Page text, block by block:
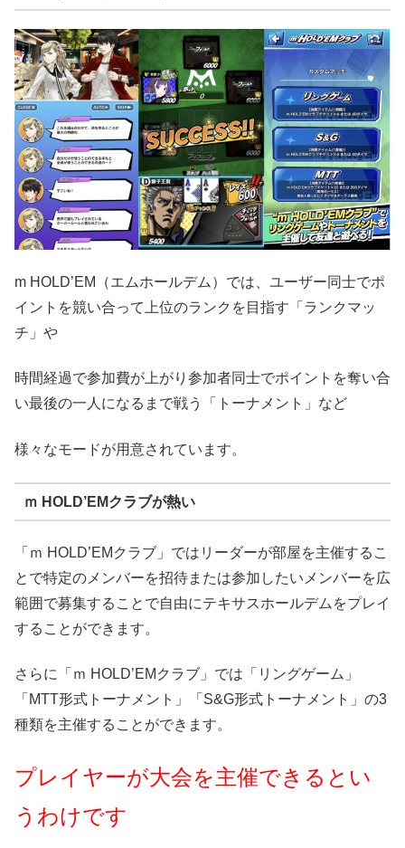
m HOLD’EM（エムホールデム）では、ユーザー同士でポ
イントを競い合って上位のランクを目指す「ランクマッ
チ」や
時間経過で参加費が上がり参加者同士でポイントを奪い合
い最後の一人になるまで戦う「トーナメント」など
様々なモードが用意されています。
ｍ HOLD’EMクラブが熱い
「ｍ HOLD’EMクラブ」ではリーダーが部屋を主催するこ
とで特定のメンバーを招待または参加したいメンバーを広
範囲で募集することで自由にテキサスホールデムをプレイ
することができます。
さらに「ｍ HOLD’EMクラブ」では「リングゲーム」
「MTT形式トーナメント」「S&G形式トーナメント」の3
種類を主催することができます。
プレイヤーが大会を主催できるとい
うわけです